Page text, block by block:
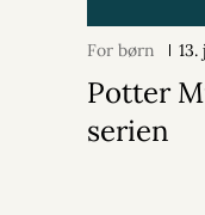
For børn
Potter
serien